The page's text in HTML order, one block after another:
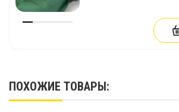
ПОХОЖИЕ ТОВАРЫ: